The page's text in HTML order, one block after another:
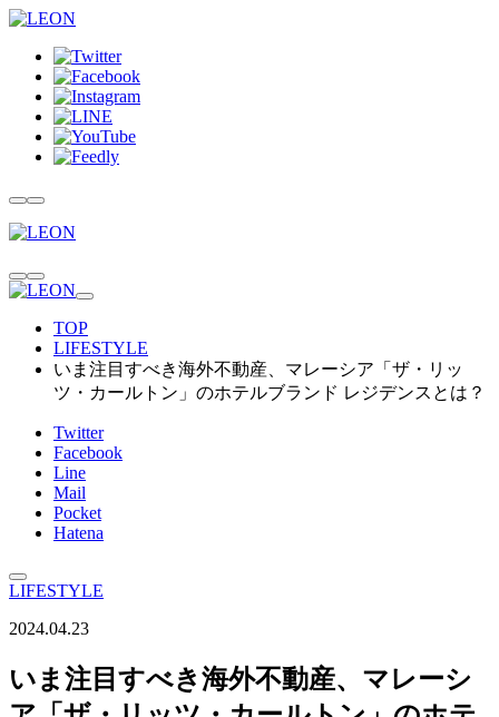
TOP
LIFESTYLE
いま注目すべき海外不動産、マレーシア「ザ・リッ
ツ・カールトン」のホテルブランド レジデンスとは？
Twitter
Facebook
Line
Mail
Pocket
Hatena
LIFESTYLE
2024.04.23
いま注目すべき海外不動産、マレーシ